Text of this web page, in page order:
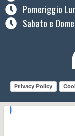
Pomeriggio
Sabato e
Privacy Policy